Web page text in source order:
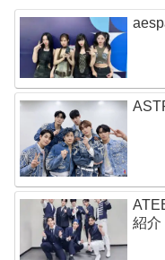
紹介